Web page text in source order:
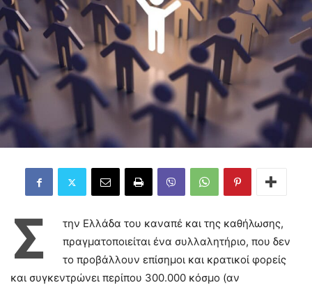
Σ
την Ελλάδα του καναπέ και της καθήλωσης,
πραγματοποιείται ένα συλλαλητήριο, που δεν
το προβάλλουν επίσημοι και κρατικοί φορείς
και συγκεντρώνει περίπου 300.000 κόσμο (αν